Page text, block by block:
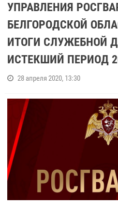
УПРАВЛЕНИЯ
БЕЛГОРОДСКОЙ
ИТОГИ СЛУЖЕБНОЙ
ИСТЕКШИЙ ПЕРИОД
28 апреля 2020, 13:30